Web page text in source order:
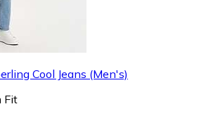
Cool Jeans (Men's)
Fit